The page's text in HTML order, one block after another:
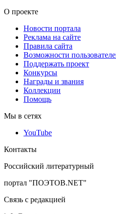
О проекте
Новости портала
Реклама на сайте
Правила сайта
Возможности
Поддержать проект
Конкурсы
Награды и звания
Коллекции
Помощь
Мы в сетях
YouTube
Контакты
Российский литературный
портал "ПОЭТОВ.NET"
Связь с редакцией